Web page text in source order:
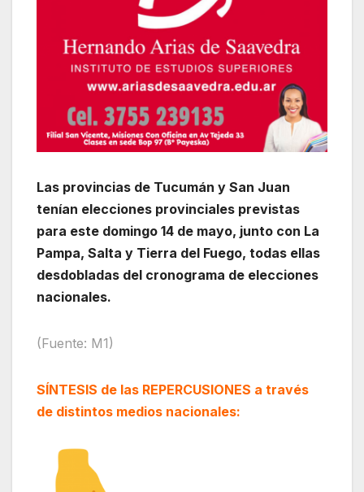
Las provincias de Tucumán y San Juan
tenían elecciones provinciales previstas
para este domingo 14 de mayo, junto con La
Pampa, Salta y Tierra del Fuego, todas ellas
desdobladas del cronograma de elecciones
nacionales.
(Fuente: M1)
SÍNTESIS de las REPERCUSIONES a través
de distintos medios nacionales: